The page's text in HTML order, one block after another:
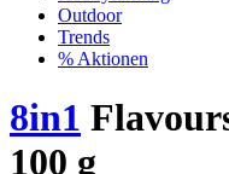
Outdoor
Trends
% Aktionen
8in1
100 g